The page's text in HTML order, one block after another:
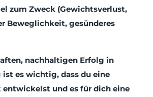
zum Zweck (Gewichtsverlust,
Beweglichkeit, gesünderes
nachhaltigen Erfolg in
ist es wichtig, dass du eine
und es für dich eine